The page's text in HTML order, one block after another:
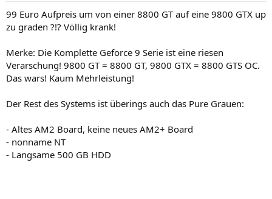
99 Euro Aufpreis um von einer 8800 GT auf eine 9800 GTX up
zu graden ?!? Völlig krank!
Merke: Die Komplette Geforce 9 Serie ist eine riesen
Verarschung! 9800 GT = 8800 GT, 9800 GTX = 8800 GTS OC.
Das wars! Kaum Mehrleistung!
Der Rest des Systems ist überings auch das Pure Grauen:
- Altes AM2 Board, keine neues AM2+ Board
- nonname NT
- Langsame 500 GB HDD